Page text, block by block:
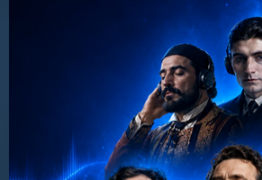
Spisak knjiga